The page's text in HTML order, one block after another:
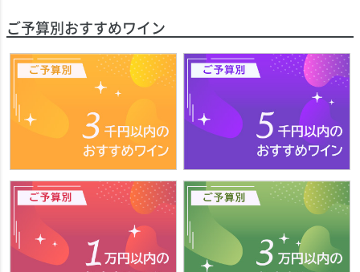
ご予算別おすすめワイン